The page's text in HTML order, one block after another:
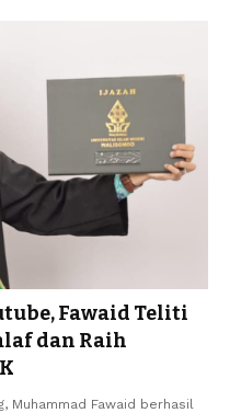
Fawaid Teliti
dan Raih
Muhammad Fawaid berhasil